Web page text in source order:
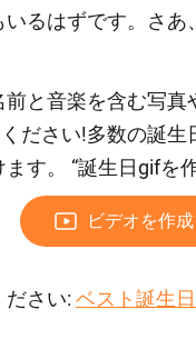
るはずです。さあ
と音楽を含む写
ださい!多数の誕
す。 “誕生日gifを
ビデオを作成
ださい: ベスト誕生